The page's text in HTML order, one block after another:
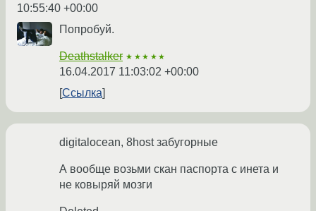
10:55:40 +00:00
Попробуй.
Deathstalker ★★★★★
16.04.2017 11:03:02 +00:00
Ссылка
digitalocean, 8host забугорные
А вообще возьми скан паспорта с инета и
не ковыряй мозги